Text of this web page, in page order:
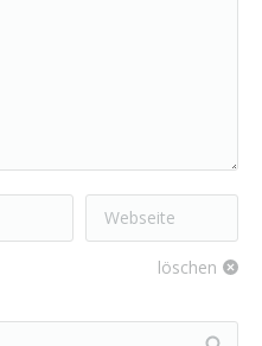
Webseite
löschen